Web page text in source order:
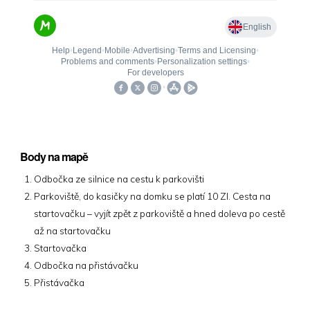
Body na mapě
Odbočka ze silnice na cestu k parkovišti
Parkoviště, do kasičky na domku se platí 10 Zl. Cesta na
startovačku – vyjít zpět z parkoviště a hned doleva po cestě
až na startovačku
Startovačka
Odbočka na přistávačku
Přistávačka